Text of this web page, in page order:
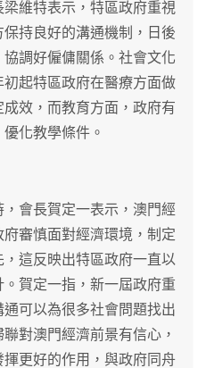
維特表示，特區政府重視
持良好的溝通機制，日後
調好僱傭關係。社會文化
起特區政府在醫療方面做
效，而教育方面，政府有
化教學條件。
會長賀定一表示，澳門經
審慎面對經濟環境，制定
這反映出特區政府一直以
賀定一指，新一屆政府重
可以為很多社會問題找出
對澳門經濟前景有信心，
更好的作用，與政府同舟